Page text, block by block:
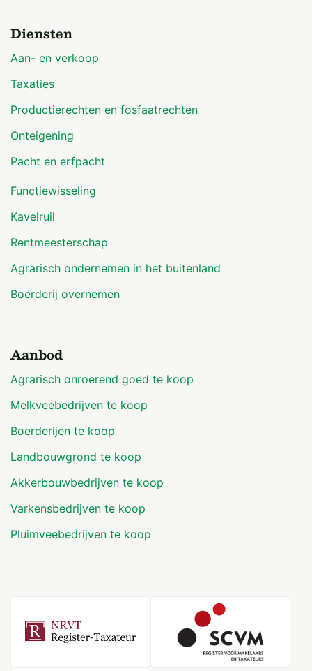
Diensten
Aan- en verkoop
Taxaties
Productierechten en fosfaatrechten
Onteigening
Pacht en erfpacht
Functiewisseling
Kavelruil
Rentmeesterschap
Agrarisch ondernemen in het buitenland
Boerderij overnemen
Aanbod
Agrarisch onroerend goed te koop
Melkveebedrijven te koop
Boerderijen te koop
Landbouwgrond te koop
Akkerbouwbedrijven te koop
Varkensbedrijven te koop
Pluimveebedrijven te koop